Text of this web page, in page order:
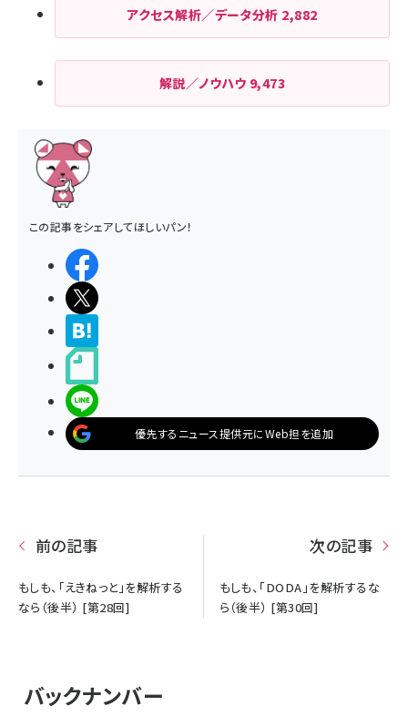
アクセス解析／データ分析 2,882
解説／ノウハウ 9,473
この記事をシェアしてほしいパン！
優先するニュース提供元にWeb担を追加
前の記事
もしも、「えきねっと」を解析する
なら（後半） [第28回]
次の記事
もしも、「DODA」を解析するな
ら（後半） [第30回]
バックナンバー